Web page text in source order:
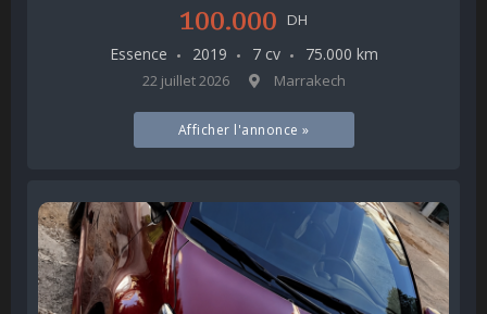
100.000 DH
Essence 2019 7 cv 75.000 km
22 juillet 2026 Marrakech
Afficher l'annonce »